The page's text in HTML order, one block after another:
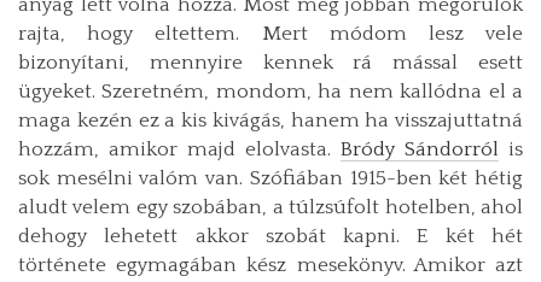
anyag lett volna hozzá. Most még jobban megörülök
rajta, hogy eltettem. Mert módom lesz vele
bizonyítani, mennyire kennek rá mással esett
ügyeket. Szeretném, mondom, ha nem kallódna el a
maga kezén ez a kis kivágás, hanem ha visszajuttatná
hozzám, amikor majd elolvasta. Bródy Sándorról is
sok mesélni valóm van. Szófiában 1915-ben két hétig
aludt velem egy szobában, a túlzsúfolt hotelben, ahol
dehogy lehetett akkor szobát kapni. E két hét
története egymagában kész mesekönyv. Amikor azt